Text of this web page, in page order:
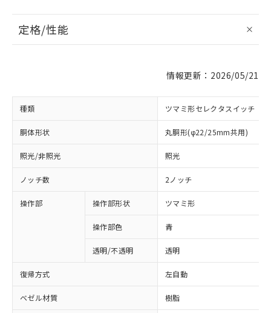
定格/性能
情報更新：2026/05/21
種類 ツマミ形セレクタスイッチ
胴体形状 丸胴形(φ22/25mm共用)
照光/非照光 照光
ノッチ数 2ノッチ
操作部 操作部形状 ツマミ形
操作部色 青
透明/不透明 透明
復帰方式 左自動
ベゼル材質 樹脂